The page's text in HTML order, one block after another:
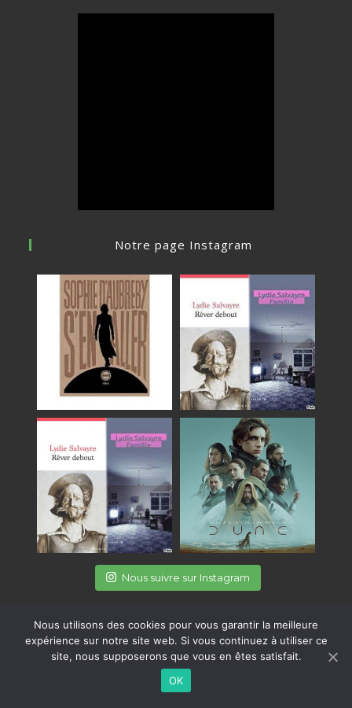
Notre page Instagram
Nous suivre sur Instagram
Suivez-nous sur les réseaux
Nous utilisons des cookies pour vous garantir la meilleure
expérience sur notre site web. Si vous continuez à utiliser ce
site, nous supposerons que vous en êtes satisfait.
OK